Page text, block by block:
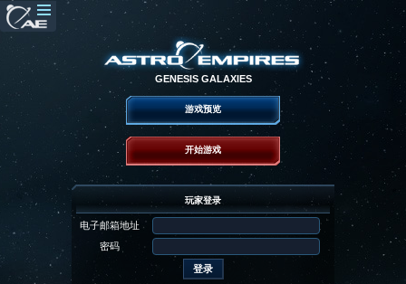
GENESIS GALAXIES
游戏预览
开始游戏
玩家登录
电子邮箱地址
密码